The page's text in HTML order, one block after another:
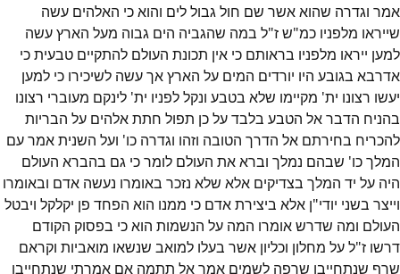
אמר וגדרה שהוא אשר שם חול גבול לים והוא כי האלהים עשה
שייראו מלפניו כמ"ש ז"ל במה שהגביה הים גבוה מעל הארץ עשה
למען ייראו מלפניו בראותם כי אין תכונת העולם להתקיים טבעית כי
אדרבא בגובע היו יורדים המים על הארץ אך עשה לשיכירו כי למען
יעשו רצונו ית' מקיימו שלא בטבע ונקל לפניו ית' לינקם מעוברי רצונו
בהניח הדבר אל הטבע בלבד על כן תפול חתת אלהים על הבריות
להכריח בחירתם אל הדרך הטובה וזהו וגדרה כו' ועל השנית אמר עם
המלך כו' שבהם נמלך וברא את העולם לומר כי גם בהברא העולם
היה על יד המלך בצדיקים אלא שלא נזכר באומרו נעשה אדם ובאומרו
וייצר בשני יודי"ן אלא ביצירת אדם כי ממנו הוא הפחד פן יקלקל ויבטל
העולם ומה שדרש אומרו המה על הנשמות הוא כי בפסוק הקודם
דרשו ז"ל על מחלון וכליון אשר בעלו למואב שנשאו מואביות וקראם
שרף שנתחייבו שרפה לשמים אמר אל תתמה אם אמרתי שנתחייבו